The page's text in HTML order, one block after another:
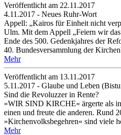
Veröffentlicht am 22­.11.2017
4.11.2017 - Neues Ruhr-Wort
Appell: „Kairos für Einheit nicht
Ulm. Mit dem Appell „Feiern wir
Ende des 500. Gedenkjahres der
40. Bundesversammlung der
Mehr
Veröffentlicht am 13­.11.2017
5.11.2017 - Glaube und Leben
Sind die Revoluzzer in Rente?
»WIR SIND KIRCHE« ärgerte als
einen und freute die anderen. Rund
»Kirchenvolksbegehren« sind viele
Mehr